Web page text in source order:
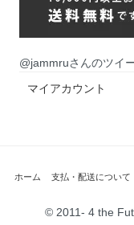
@jammruさんのツイ
マイアカウント
ホーム 支払・配送について
© 2011- 4 the